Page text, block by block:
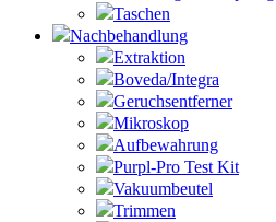
Taschen
Nachbehandlung
Extraktion
Boveda/Integra
Geruchsentferner
Mikroskop
Aufbewahrung
Purpl-Pro Test Kit
Vakuumbeutel
Trimmen